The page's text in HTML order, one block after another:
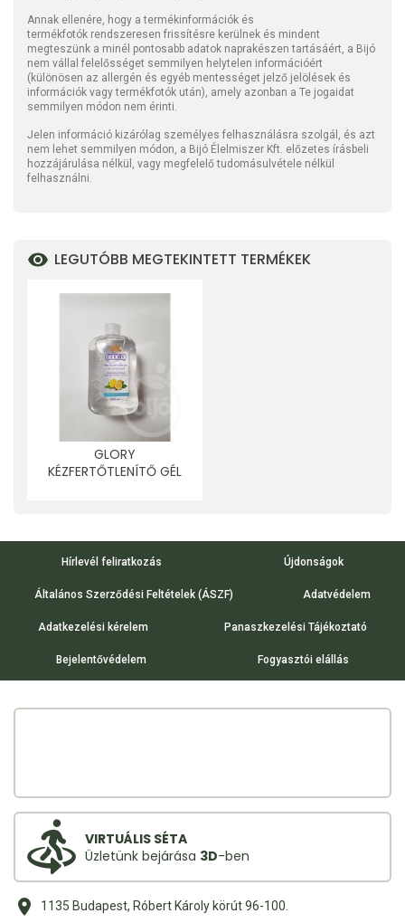
Annak ellenére, hogy a termékinformációk és
termékfotók rendszeresen frissítésre kerülnek és mindent
megteszünk a minél pontosabb adatok naprakészen tartásáért, a Bijó
nem vállal felelősséget semmilyen helytelen információért
(különösen az allergén és egyéb mentességet jelző jelölések és
információk vagy termékfotók után), amely azonban a Te jogaidat
semmilyen módon nem érinti.
Jelen információ kizárólag személyes felhasználásra szolgál, és azt
nem lehet semmilyen módon, a Bijó Élelmiszer Kft. előzetes írásbeli
hozzájárulása nélkül, vagy megfelelő tudomásulvétele nélkül
felhasználni.
LEGUTÓBB MEGTEKINTETT TERMÉKEK
GLORY
KÉZFERTŐTLENÍTŐ GÉL
Hírlevél feliratkozás Újdonságok
Általános Szerződési Feltételek (ÁSZF) Adatvédelem
Adatkezelési kérelem Panaszkezelési Tájékoztató
Bejelentővédelem Fogyasztói elállás
VIRTUÁLIS SÉTA
Üzletünk bejárása 3D-ben
1135 Budapest, Róbert Károly körút 96-100.